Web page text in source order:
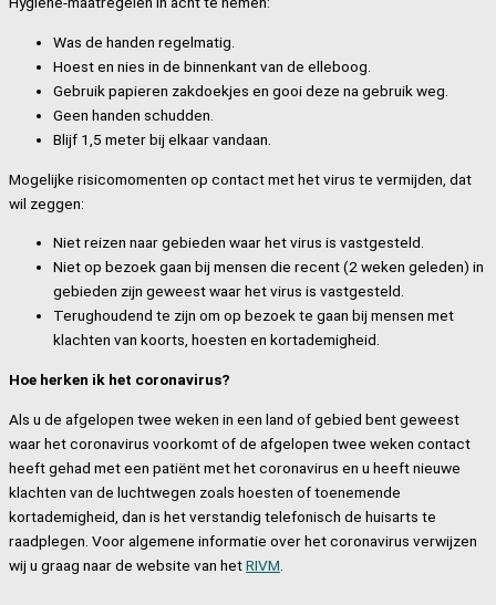
Was de handen regelmatig.
Hoest en nies in de binnenkant van de elleboog.
Gebruik papieren zakdoekjes en gooi deze na gebruik weg.
Geen handen schudden.
Blijf 1,5 meter bij elkaar vandaan.
Mogelijke risicomomenten op contact met het virus te vermijden, dat
wil zeggen:
Niet reizen naar gebieden waar het virus is vastgesteld.
Niet op bezoek gaan bij mensen die recent (2 weken geleden) in
gebieden zijn geweest waar het virus is vastgesteld.
Terughoudend te zijn om op bezoek te gaan bij mensen met
klachten van koorts, hoesten en kortademigheid.
Hoe herken ik het coronavirus?
Als u de afgelopen twee weken in een land of gebied bent geweest
waar het coronavirus voorkomt of de afgelopen twee weken contact
heeft gehad met een patiënt met het coronavirus en u heeft nieuwe
klachten van de luchtwegen zoals hoesten of toenemende
kortademigheid, dan is het verstandig telefonisch de huisarts te
raadplegen. Voor algemene informatie over het coronavirus verwijzen
wij u graag naar de website van hetRIVM